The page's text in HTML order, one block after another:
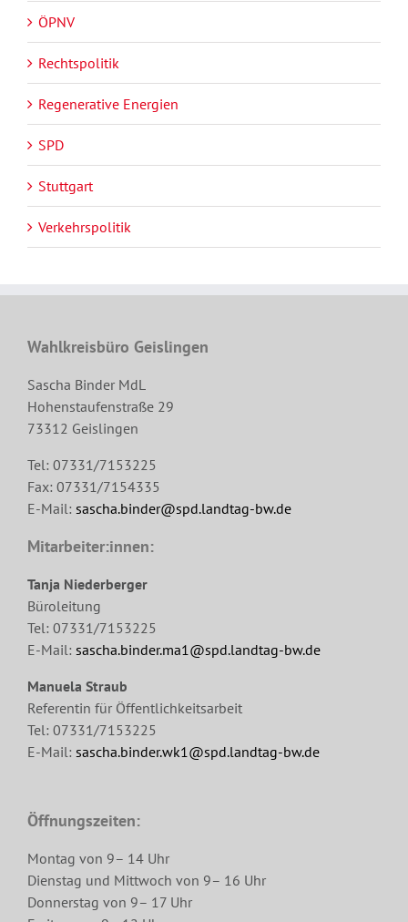
ÖPNV
Rechtspolitik
Regenerative Energien
SPD
Stuttgart
Verkehrspolitik
Wahlkreisbüro Geislingen
Sascha Binder MdL
Hohenstaufenstraße 29
73312 Geislingen
Tel: 07331/7153225
Fax: 07331/7154335
E-Mail: sascha.binder@spd.landtag-bw.de
Mitarbeiter:innen:
Tanja Niederberger
Büroleitung
Tel: 07331/7153225
E-Mail: sascha.binder.ma1@spd.landtag-bw.de
Manuela Straub
Referentin für Öffentlichkeitsarbeit
Tel: 07331/7153225
E-Mail: sascha.binder.wk1@spd.landtag-bw.de
Öffnungszeiten:
Montag von 9– 14 Uhr
Dienstag und Mittwoch von 9– 16 Uhr
Donnerstag von 9– 17 Uhr